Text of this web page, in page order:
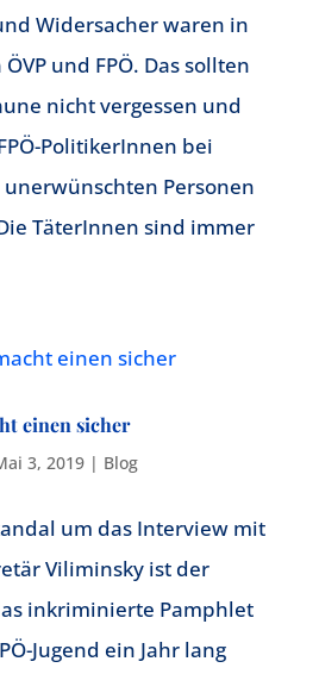
Widersacher waren in
und FPÖ. Das sollten
nicht vergessen und
PolitikerInnen bei
unerwünschten Personen
TäterInnen sind immer
einen sicher
3, 2019| Blog
um das Interview mit
Viliminsky ist der
inkriminierte Pamphlet
Jugend ein Jahr lang